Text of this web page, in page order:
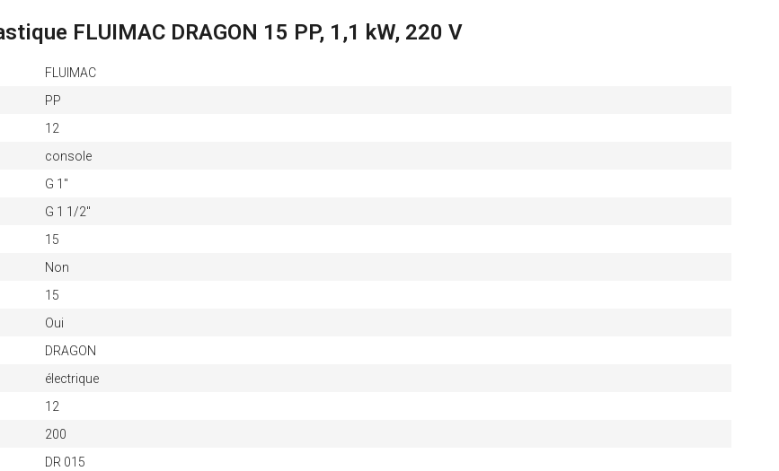
FLUIMAC DRAGON 15 PP, 1,1 kW, 220 V
FLUIMAC
PP
12
console
G 1"
G 1 1/2"
15
Non
15
Oui
DRAGON
électrique
12
200
DR 015